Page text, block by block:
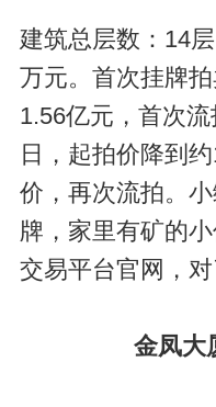
建筑总层数：14
万元。首次挂牌
1.56亿元，首次
日，起拍价降到
价，再次流拍。
牌，家里有矿的
交易平台官网，对
金凤大